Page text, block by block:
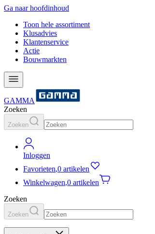
Ga naar hoofdinhoud
Toon hele assortiment
Klusadvies
Klantenservice
Actie
Bouwmarkten
GAMMA
Zoeken
Zoeken
Inloggen
Favorieten,0 artikelen
Winkelwagen,0 artikelen
Zoeken
Zoeken